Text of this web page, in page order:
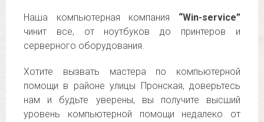
Наша компьютерная компания “Win-service”
чинит все, от ноутбуков до принтеров и
серверного оборудования.
Хотите вызвать мастера по компьютерной
помощи в районе улицы Пронская, доверьтесь
нам и будьте уверены, вы получите высший
уровень компьютерной помощи недалеко от